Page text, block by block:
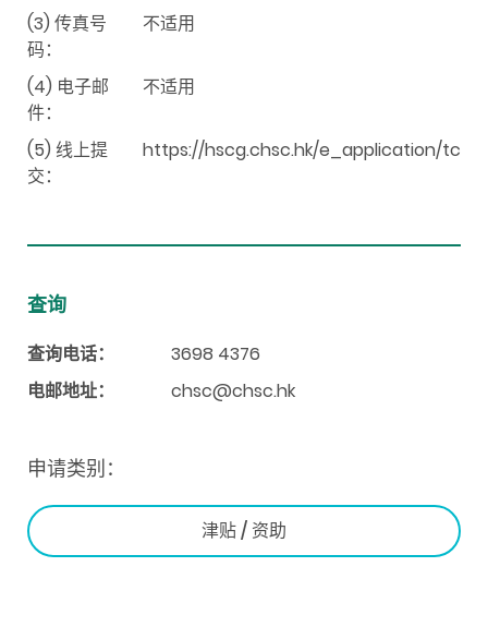
(3) 传真号
码：
不适用
(4) 电子邮
件：
不适用
(5) 线上提
交：
https://hscg.chsc.hk/e_application/tc
查询
查询电话：
3698 4376
电邮地址：
chsc@chsc.hk
申请类别：
津贴 / 资助